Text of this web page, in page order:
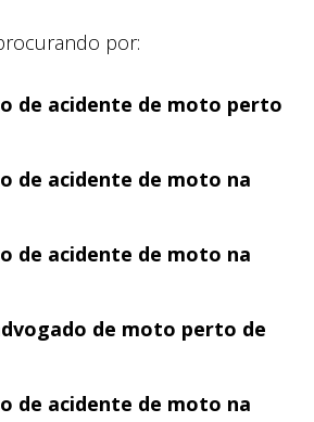
por:
de acidente de moto perto
de acidente de moto na
de acidente de moto na
de moto perto de
de acidente de moto na